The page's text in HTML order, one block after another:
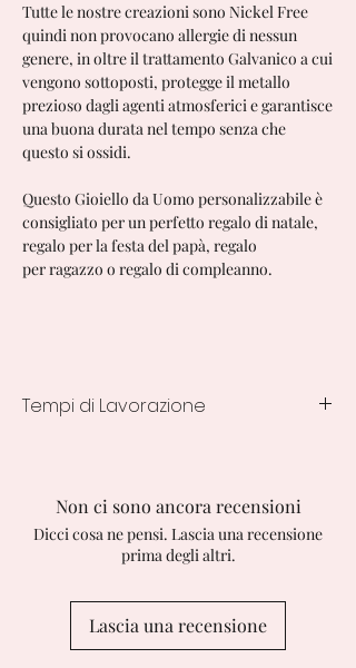
Tutte le nostre creazioni sono Nickel Free
quindi non provocano allergie di nessun
genere, in oltre il trattamento Galvanico a cui
vengono sottoposti, protegge il metallo
prezioso dagli agenti atmosferici e garantisce
una buona durata nel tempo senza che
questo si ossidi.
Questo Gioiello da Uomo personalizzabile è
consigliato per un perfetto regalo di natale,
regalo per la festa del papà, regalo
per ragazzo o regalo di compleanno.
Tempi di Lavorazione
Non ci sono ancora recensioni
Dicci cosa ne pensi. Lascia una recensione
prima degli altri.
Lascia una recensione